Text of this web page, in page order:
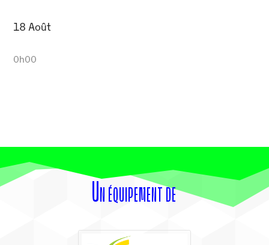
18 Août
0h00
Un équipement de